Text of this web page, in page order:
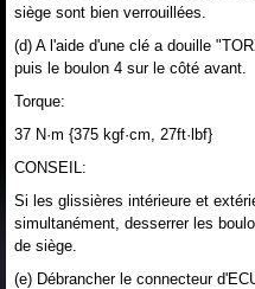
siège sont bien verrouillées.
(d) A l'aide d'une clé a douille
puis le boulon 4 sur le côté avant.
Torque:
37 N·m {375 kgf·cm, 27ft·lbf}
CONSEIL:
Si les glissières intérieure et
simultanément, desserrer les
de siège.
(e) Débrancher le connecteur